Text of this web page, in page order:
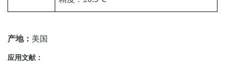
产地： 美国
应用文献：